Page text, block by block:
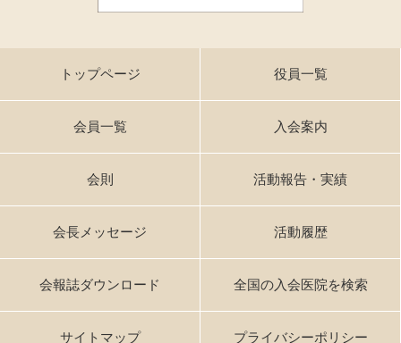
トップページ 役員一覧
会員一覧 入会案内
会則 活動報告・実績
会長メッセージ 活動履歴
会報誌ダウンロード 全国の入会医院を検索
サイトマップ プライバシーポリシー